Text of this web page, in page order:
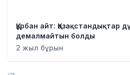
Құрбан айт: Қазақстандықтар
демалмайтын болды
2 жыл бұрын